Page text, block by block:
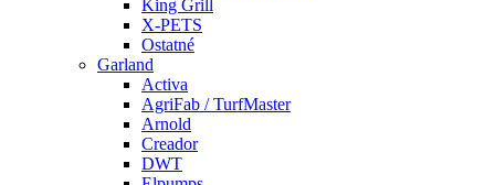
King Grill
X-PETS
Ostatné
Garland
Activa
AgriFab / TurfMaster
Arnold
Creador
DWT